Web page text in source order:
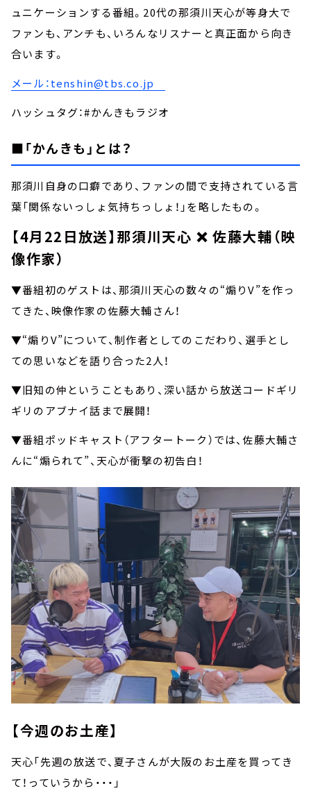
ュニケーションする番組。20代の那須川天心が等身大で
ファンも、アンチも、いろんなリスナーと真正面から向き
合います。
メール：tenshin@tbs.co.jp
ハッシュタグ：#かんきもラジオ
■「かんきも」とは？
那須川自身の口癖であり、ファンの間で支持されている言
葉「関係ないっしょ気持ちっしょ！」を略したもの。
【4月22日放送】那須川天心 ❌ 佐藤大輔（映
像作家）
▼番組初のゲストは、那須川天心の数々の“煽りV”を作っ
てきた、映像作家の佐藤大輔さん！
▼“煽りV”について、制作者としてのこだわり、選手とし
ての思いなどを語り合った2人！
▼旧知の仲ということもあり、深い話から放送コードギリ
ギリのアブナイ話まで展開！
▼番組ポッドキャスト（アフタートーク）では、佐藤大輔さ
んに“煽られて”、天心が衝撃の初告白！
【今週のお土産】
天心「先週の放送で、夏子さんが大阪のお土産を買ってき
て！っていうから・・・」